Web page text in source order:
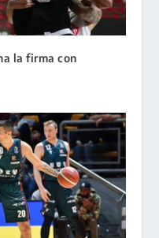
la firma con